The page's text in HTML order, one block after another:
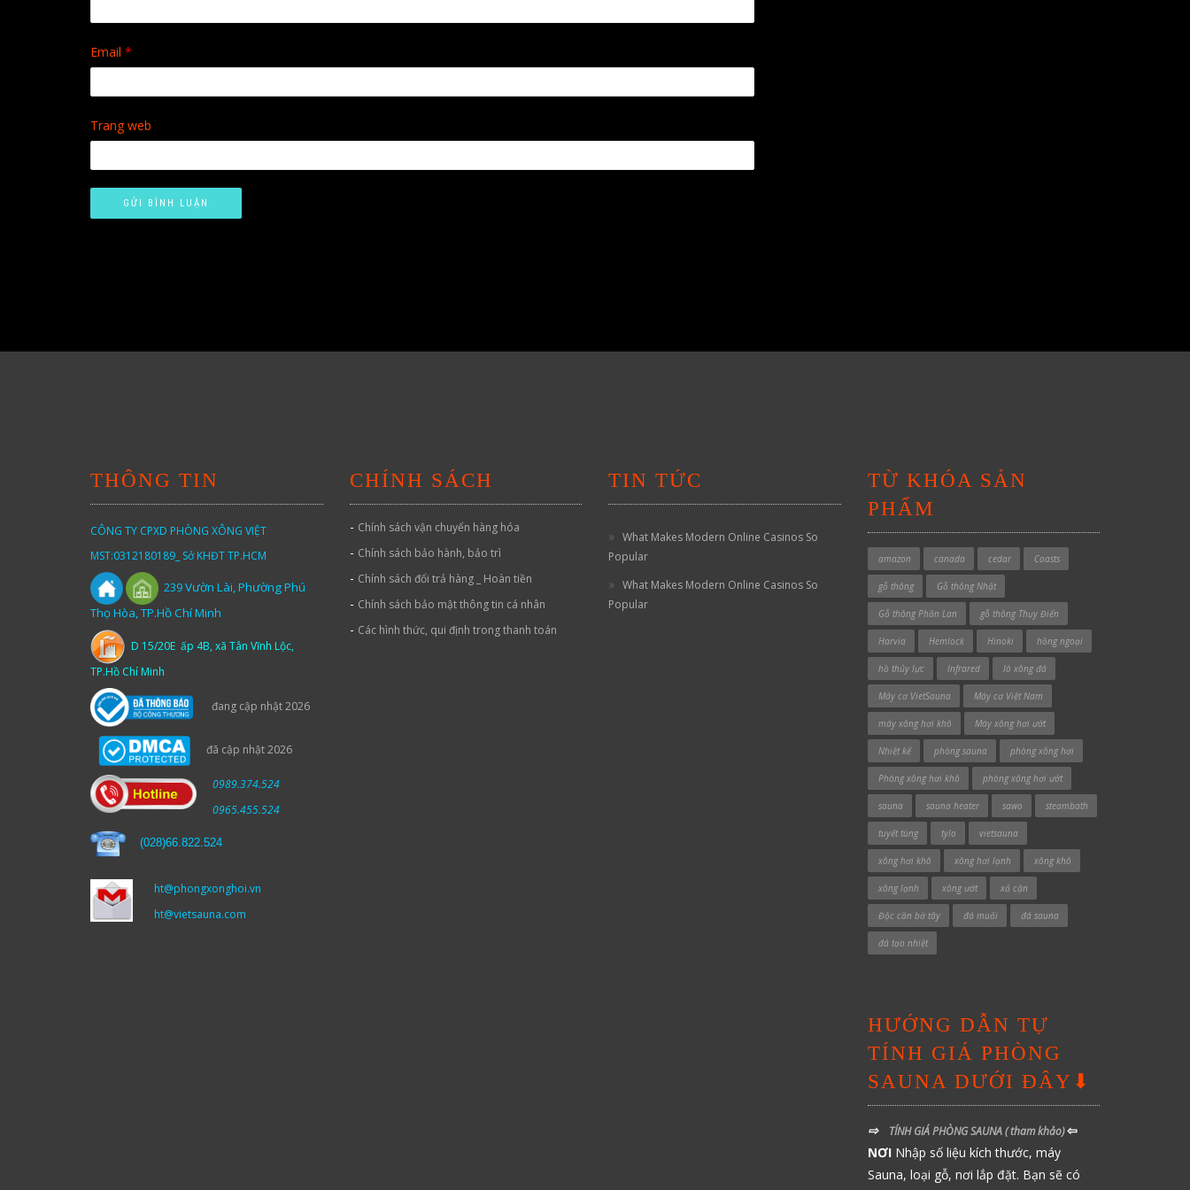
Email *
Trang web
THÔNG TIN
CÔNG TY CPXD PHÒNG XÔNG VIỆT
MST:0312180189_ Sở KHĐT TP.HCM
239Vườn Lài,Phường Phú
Thọ Hòa, TP.Hồ Chí Minh
D 15/20E ấp 4B, xã Tân Vĩnh Lộc,
TP.Hồ Chí Minh
đang cập nhật 2026
đã cập nhật 2026
0989.374.524
0965.455.524
(028)66.822.524
ht@phongxonghoi.vn
ht@vietsauna.com
CHÍNH SÁCH
- Chính sách vận chuyển hàng hóa
- Chính sách bảo hành, bảo trì
- Chính sách đổi trả hàng _ Hoàn tiền
- Chính sách bảo mật thông tin cá nhân
- Các hình thức, qui định trong thanh toán
TIN TỨC
What Makes Modern Online Casinos So
Popular
What Makes Modern Online Casinos So
Popular
TỪ KHÓA SẢN
PHẨM
amazon canada cedar Coasts
gỗ thông Gỗ thông Nhật
Gỗ thông Phần Lan gỗ thông Thụy Điển
Harvia Hemlock Hinoki hồng ngoại
hồ thủy lực Infrared lò xông đá
Máy cơ VietSauna Máy cơ Việt Nam
máy xông hơi khô Máy xông hơi ướt
Nhiệt kế phòng sauna phòng xông hơi
Phòng xông hơi khô phòng xông hơi ướt
sauna sauna heater sawo steambath
tuyết tùng tylo vietsauna
xông hơi khô xông hơi lạnh xông khô
xông lạnh xông ướt xả cặn
Độc cần bờ tây đá muối đá sauna
đá tạo nhiệt
HƯỚNG DẪN TỰ
TÍNH GIÁ PHÒNG
SAUNA DƯỚI ĐÂY⬇
⇨ TÍNH GIÁ PHÒNG SAUNA( tham khảo)⇦
NƠI Nhập số liệu kích thước, máy
Sauna, loại gỗ, nơi lắp đặt. Bạn sẽ có